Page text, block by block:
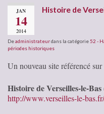
JAN
14
2014
Histoire de
Deadministrateurdans la catégorie 52 -
périodes historiques
Un nouveau site référencé sur
Histoire de Verseilles-le-
http://www.verseilles-le-